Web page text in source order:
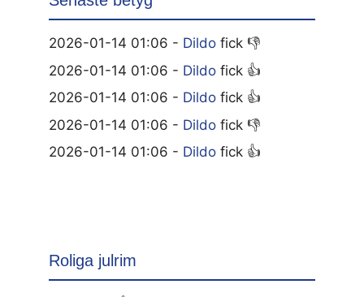
2026-01-14 01:06 - Dildo fick 👎
2026-01-14 01:06 - Dildo fick 👍
2026-01-14 01:06 - Dildo fick 👍
2026-01-14 01:06 - Dildo fick 👎
2026-01-14 01:06 - Dildo fick 👍
Roliga julrim